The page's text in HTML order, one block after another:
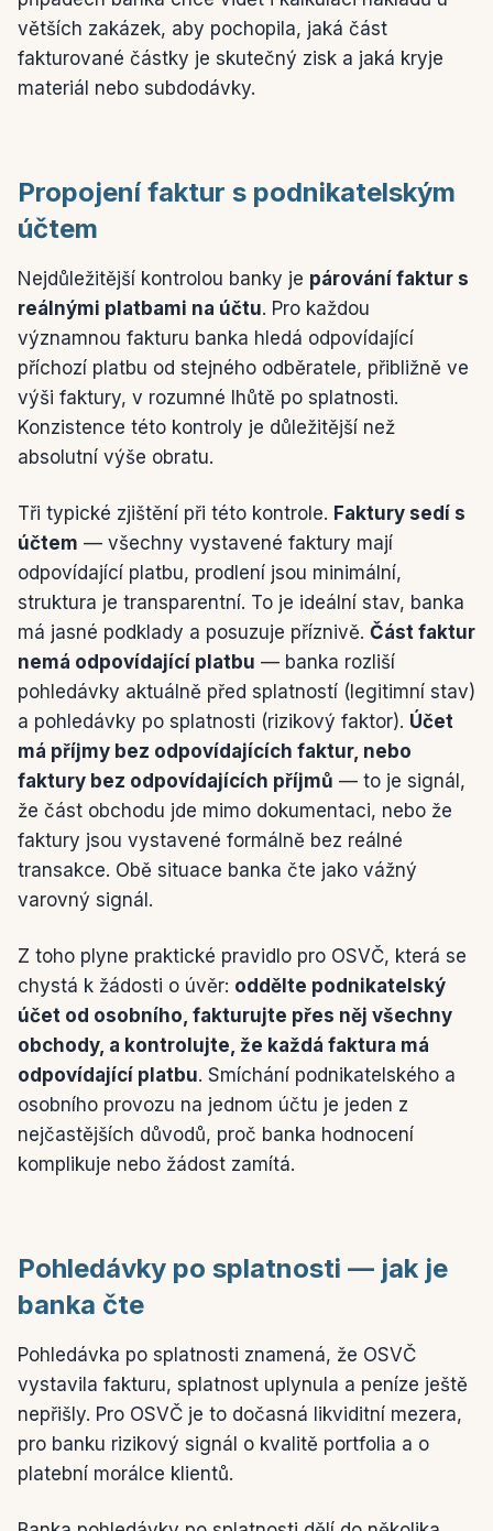
větších zakázek, aby pochopila, jaká část
fakturované částky je skutečný zisk a jaká kryje
materiál nebo subdodávky.
Propojení faktur s podnikatelským
účtem
Nejdůležitější kontrolou banky je párování faktur s
reálnými platbami na účtu. Pro každou
významnou fakturu banka hledá odpovídající
příchozí platbu od stejného odběratele, přibližně ve
výši faktury, v rozumné lhůtě po splatnosti.
Konzistence této kontroly je důležitější než
absolutní výše obratu.
Tři typické zjištění při této kontrole. Faktury sedí s
účtem — všechny vystavené faktury mají
odpovídající platbu, prodlení jsou minimální,
struktura je transparentní. To je ideální stav, banka
má jasné podklady a posuzuje příznivě. Část faktur
nemá odpovídající platbu — banka rozliší
pohledávky aktuálně před splatností (legitimní stav)
a pohledávky po splatnosti (rizikový faktor). Účet
má příjmy bez odpovídajících faktur, nebo
faktury bez odpovídajících příjmů — to je signál,
že část obchodu jde mimo dokumentaci, nebo že
faktury jsou vystavené formálně bez reálné
transakce. Obě situace banka čte jako vážný
varovný signál.
Z toho plyne praktické pravidlo pro OSVČ, která se
chystá k žádosti o úvěr: oddělte podnikatelský
účet od osobního, fakturujte přes něj všechny
obchody, a kontrolujte, že každá faktura má
odpovídající platbu. Smíchání podnikatelského a
osobního provozu na jednom účtu je jeden z
nejčastějších důvodů, proč banka hodnocení
komplikuje nebo žádost zamítá.
Pohledávky po splatnosti — jak je
banka čte
Pohledávka po splatnosti znamená, že OSVČ
vystavila fakturu, splatnost uplynula a peníze ještě
nepřišly. Pro OSVČ je to dočasná likviditní mezera,
pro banku rizikový signál o kvalitě portfolia a o
platební morálce klientů.